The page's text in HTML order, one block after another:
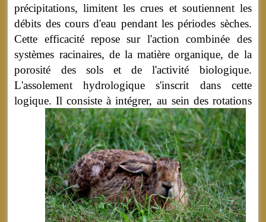
précipitations, limitent les crues et soutiennent les
débits des cours d'eau pendant les périodes sèches.
Cette efficacité repose sur l'action combinée des
systèmes racinaires, de la matière organique, de la
porosité des sols et de l'activité biologique.
L'assolement hydrologique s'inscrit dans cette
logique.Il consiste à intégrer, au sein des rotations